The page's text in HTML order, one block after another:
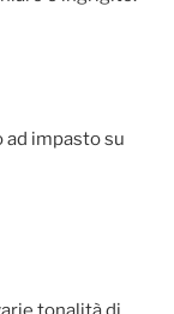
ad impasto su